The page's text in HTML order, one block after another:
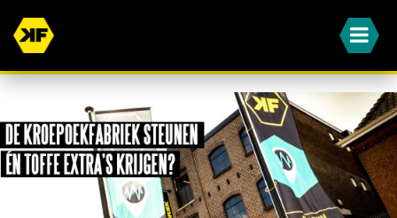
WORD JIJ OOK EEN VAN ONZE DIKKE VRIENDEN?